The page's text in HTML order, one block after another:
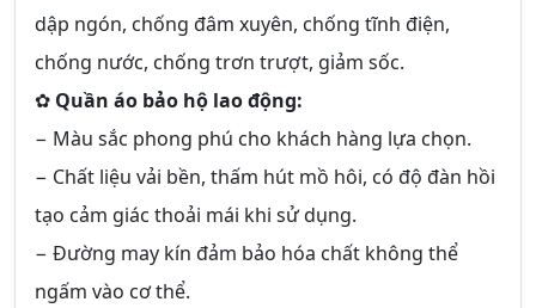
dập ngón, chống đâm xuyên, chống tĩnh điện,
chống nước, chống trơn trượt, giảm sốc.
✿ Quần áo bảo hộ lao động:
− Màu sắc phong phú cho khách hàng lựa chọn.
− Chất liệu vải bền, thấm hút mồ hôi, có độ đàn hồi
tạo cảm giác thoải mái khi sử dụng.
− Đường may kín đảm bảo hóa chất không thể
ngấm vào cơ thể.